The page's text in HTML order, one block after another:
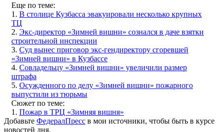
Еще по теме:
1. В столице Кузбасса эвакуировали несколько крупных
ТЦ
2. Экс-директор «Зимней вишни» сознался в даче взятки
строительной инспекции
3. Суд вынес приговор экс-гендиректору сгоревшей
«Зимней вишни» в Кузбассе
4. Совладельцу «Зимней вишни» увеличили размер
штрафа
5. Осужденного по делу «Зимней вишни» пожарного
выпустили из тюрьмы
Сюжет по теме:
1. Пожар в ТРЦ «Зимняя вишня»
Добавьте ФедералПресс в мои источники, чтобы быть в курсе
новостей дня.